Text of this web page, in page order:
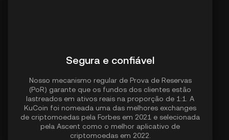
Segura e confiável
Nosso mecanismo regular de Prova de Reservas
(PoR) garante que os fundos dos clientes estão
lastreados em ativos reais na proporção de 1:1. A
KuCoin foi nomeada uma das melhores exchanges
de criptomoedas pela Forbes em 2021 e selecionada
pela Ascent como o melhor aplicativo de
criptomoedas em 2022.